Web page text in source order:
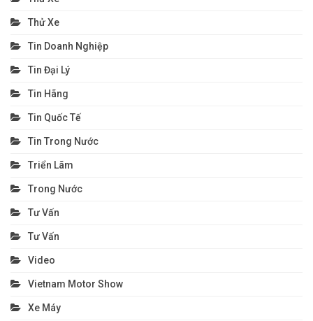
Thử Xe
Tin Doanh Nghiệp
Tin Đại Lý
Tin Hãng
Tin Quốc Tế
Tin Trong Nước
Triển Lãm
Trong Nước
Tư Vấn
Tư Vấn
Video
Vietnam Motor Show
Xe Máy